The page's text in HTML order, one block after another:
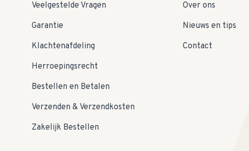
Veelgestelde Vragen
Garantie
Klachtenafdeling
Herroepingsrecht
Bestellen en Betalen
Verzenden & Verzendkosten
Zakelijk Bestellen
Over ons
Nieuws en tips
Contact